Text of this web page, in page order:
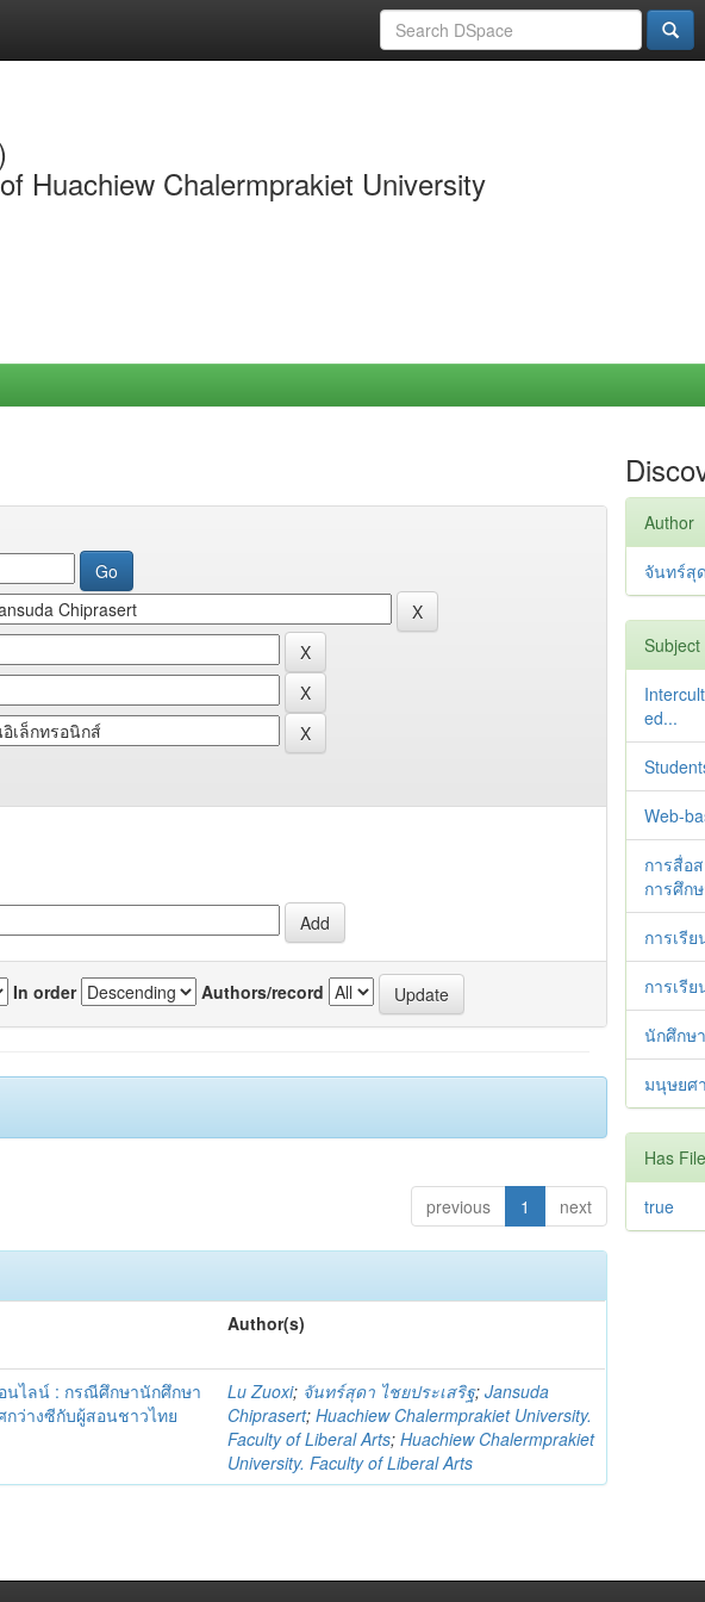
Huachiew Chalermprakiet University
In order Authors/record
previous 1 next
Author(s)
นไลน์ : กรณีศึกษานักศึกษา
ว่างซีกับผู้สอนชาวไทย
Lu Zuoxi; จันทร์สุดา ไชยประเสริฐ;Jansuda
Chiprasert;Huachiew Chalermprakiet University.
Faculty of Liberal Arts;Huachiew Chalermprakiet
University. Faculty of Liberal Arts
Author
จันทร์สุ
Subject
ed...
Web-
การสื่อ
การศึก
การเรี
การเรี
นักศึกษ
มนุษยศ
Has
true